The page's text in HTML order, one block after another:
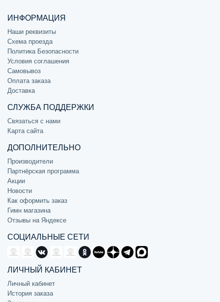
ИНФОРМАЦИЯ
Наши реквизиты
Схема проезда
Политика Безопасности
Условия соглашения
Самовывоз
Оплата заказа
Доставка
СЛУЖБА ПОДДЕРЖКИ
Связаться с нами
Карта сайта
ДОПОЛНИТЕЛЬНО
Производители
Партнёрская программа
Акции
Новости
Как оформить заказ
Гимн магазина
Отзывы на Яндексе
СОЦИАЛЬНЫЕ СЕТИ
ЛИЧНЫЙ КАБИНЕТ
Личный кабинет
История заказа